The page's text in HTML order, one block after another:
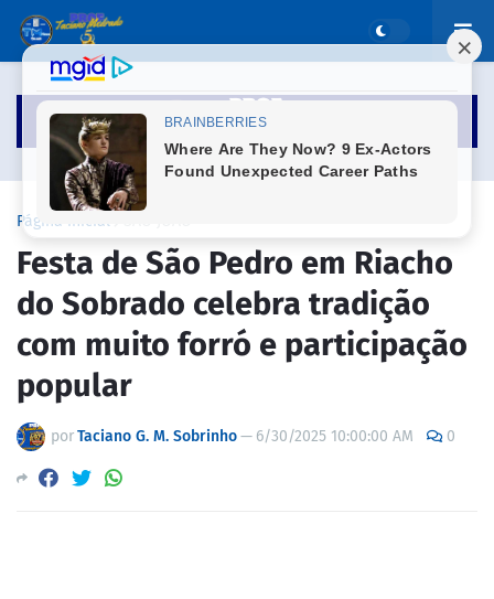
Página inicial
Festa de São Pedro em Riacho
do Sobrado celebra tradição
com muito forró e participação
popular
porTaciano G. M. Sobrinho— 6/30/2025 10:00:00 AM 0